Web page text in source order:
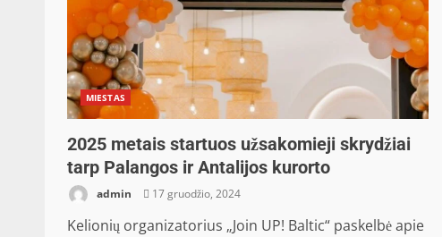
MIESTAS
2025 metais startuos užsakomieji skrydžiai
tarp Palangos ir Antalijos kurorto
admin 17 gruodžio, 2024
Kelionių organizatorius „Join UP! Baltic“ paskelbė apie